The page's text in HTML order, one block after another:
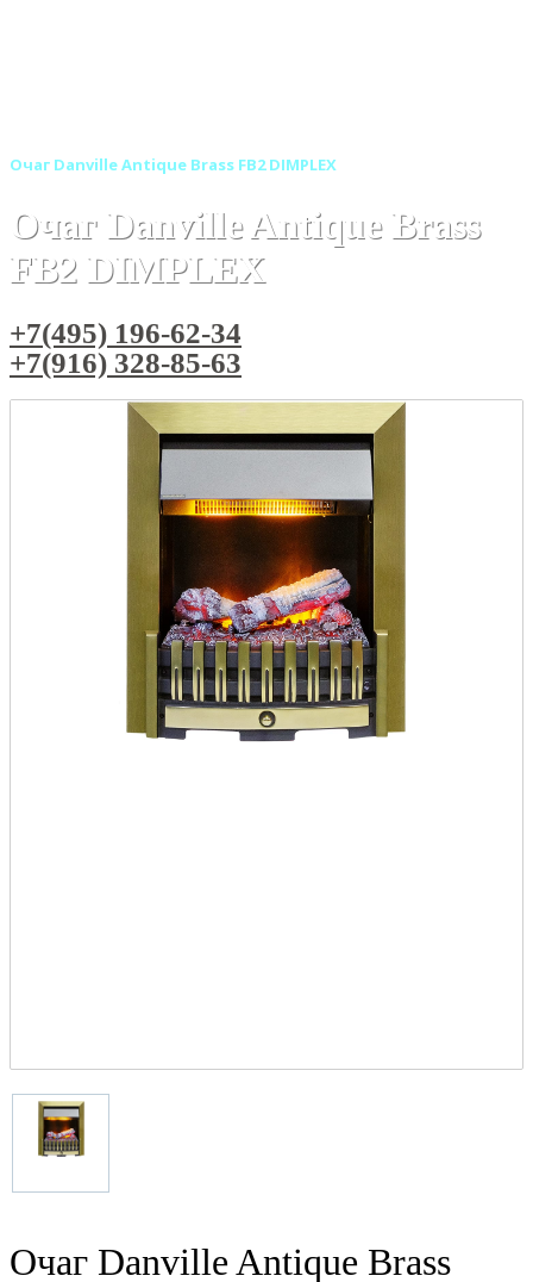
Очаг Danville Antique Brass FB2 DIMPLEX
Очаг Danville Antique Brass
FB2 DIMPLEX
+7(495) 196-62-34
+7(916) 328-85-63
Очаг Danville Antique Brass